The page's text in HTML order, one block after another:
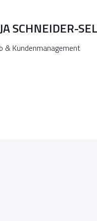
SCHNEIDER-
& Kundenmanagement